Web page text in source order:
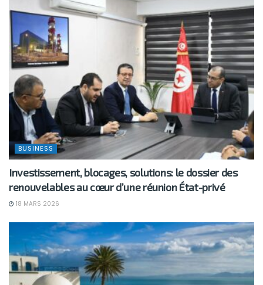
BUSINESS
Investissement, blocages, solutions: le dossier des
renouvelables au cœur d’une réunion État-privé
18 MARS 2026